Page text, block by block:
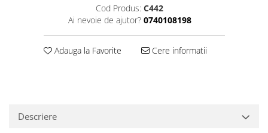
Cod Produs: C442
Ai nevoie de ajutor? 0740108198
Adauga la Favorite Cere informatii
Descriere